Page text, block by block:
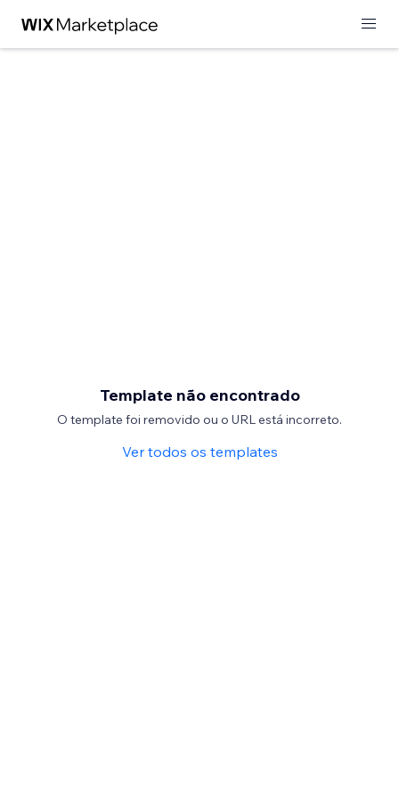
Template não encontrado
O template foi removido ou o URL está incorreto.
Ver todos os templates